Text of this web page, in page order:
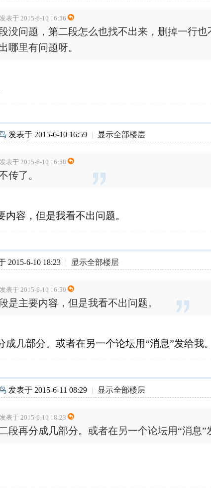
表于 2015-6-10 16:56
没问题，第二段怎么也找不出来，删掉一行也
哪里有问题呀。
发表于 2015-6-10 16:59 | 显示全部楼层
表于 2015-6-10 16:58
传了。
内容，但是我看不出问题。
2015-6-10 18:23 | 显示全部楼层
表于 2015-6-10 16:59
是主要内容，但是我看不出问题。
成几部分。或者在另一个论坛用“消息”发给我。
发表于 2015-6-11 08:29 | 显示全部楼层
表于 2015-6-10 18:23
段再分成几部分。或者在另一个论坛用“消息”